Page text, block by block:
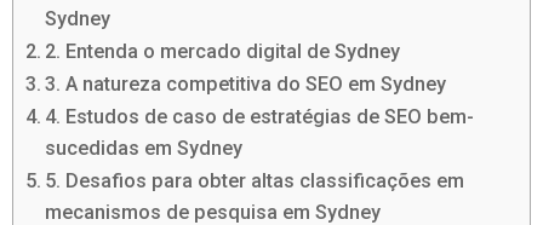
Sydney
2. Entenda o mercado digital de Sydney
3. A natureza competitiva do SEO em Sydney
4. Estudos de caso de estratégias de SEO bem-
sucedidas em Sydney
5. Desafios para obter altas classificações em
mecanismos de pesquisa em Sydney